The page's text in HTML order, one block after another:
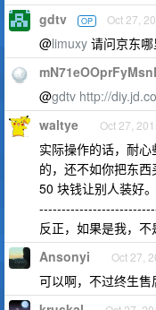
gdtv OP Oct 27,
@limuxy 请问京东哪
@gdtv http://
waltye Oct 27,
实际操作的话，耐
的，还不如你把东
50 块钱让别人装好。
反正，如果是我，不
Ansonyi Oct 27,
可以啊，不过终生